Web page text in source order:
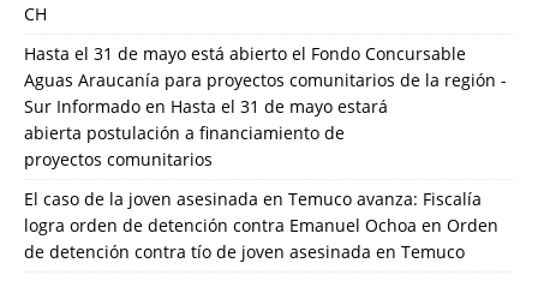
CH
Hasta el 31 de mayo está abierto el Fondo Concursable
Aguas Araucanía para proyectos comunitarios de la región -
Sur Informado en Hasta el 31 de mayo estará
abierta postulación a financiamiento de
proyectos comunitarios
El caso de la joven asesinada en Temuco avanza: Fiscalía
logra orden de detención contra Emanuel Ochoa en Orden
de detención contra tío de joven asesinada en Temuco